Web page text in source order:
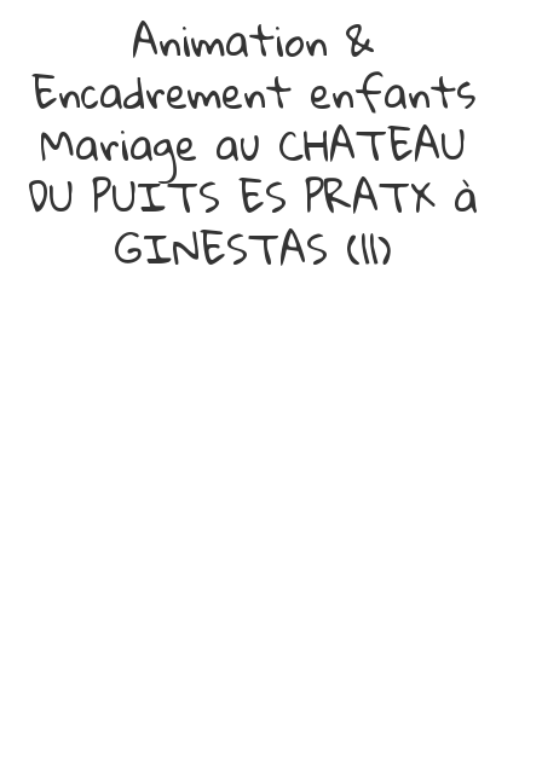
Animation &
Encadrement enfants
Mariage au CHATEAU
DU PUITS ES PRATX à
GINESTAS (11)